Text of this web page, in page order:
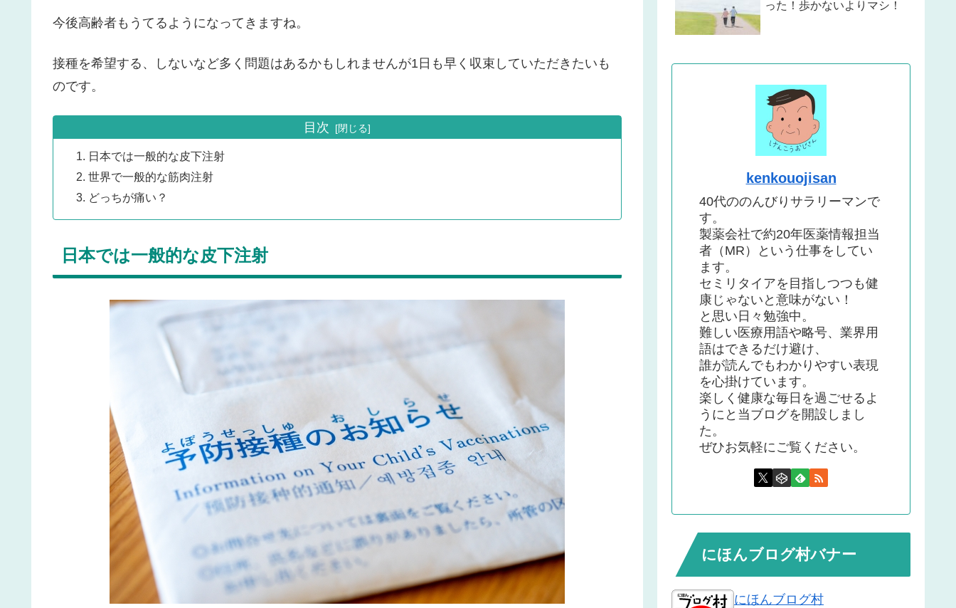
今後高齢者もうてるようになってきますね。
接種を希望する、しないなど多く問題はあるかもしれませんが1日も早く収束していただきたいも
のです。
目次
日本では一般的な皮下注射
世界で一般的な筋肉注射
どっちが痛い？
日本では一般的な皮下注射
った！歩かないよりマシ！
kenkouojisan
40代ののんびりサラリーマンで
す。
製薬会社で約20年医薬情報担当
者（MR）という仕事をしてい
ます。
セミリタイアを目指しつつも健
康じゃないと意味がない！
と思い日々勉強中。
難しい医療用語や略号、業界用
語はできるだけ避け、
誰が読んでもわかりやすい表現
を心掛けています。
楽しく健康な毎日を過ごせるよ
うにと当ブログを開設しまし
た。
ぜひお気軽にご覧ください。
にほんブログ村バナー
にほんブログ村